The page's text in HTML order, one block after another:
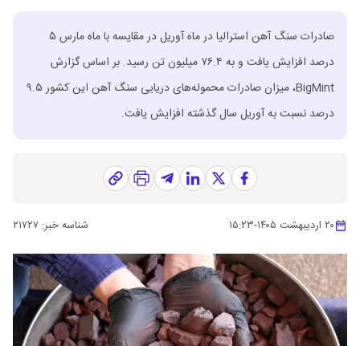
صادرات سنگ آهن استرالیا در ماه آوریل در مقایسه با ماه مارس ۵
درصد افزایش یافت و به ۷۶.۴ میلیون تن رسید. بر اساس گزارش
BigMint، میزان صادرات محموله‌های دریایی سنگ آهن این کشور ۹.۵
درصد نسبت به آوریل سال گذشته افزایش یافت.
۲۰ اردیبهشت ۱۴۰۵ -۱۵:۲۳ شناسه خبر: ۲۱۷۲۷